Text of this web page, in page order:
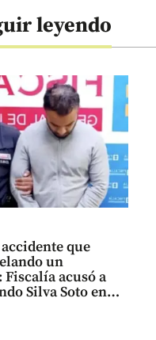
leyendo
que
un
acusó a
Silva Soto en